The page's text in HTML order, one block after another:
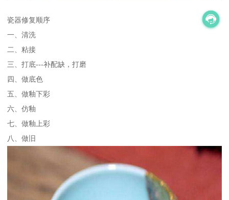
瓷器修复顺序
一、清洗
二、粘接
三、打底---补配缺，打磨
四、做底色
五、做釉下彩
六、仿釉
七、做釉上彩
八、做旧